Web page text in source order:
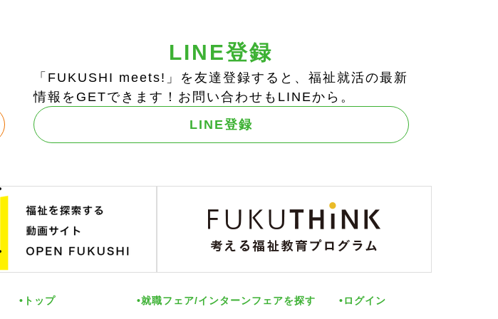
LINE登録
「FUKUSHI meets!」を友達登録すると、福祉就活の最新
情報をGETできます！お問い合わせもLINEから。
LINE登録
トップ 就職フェア/インターンフェアを探す ログイン